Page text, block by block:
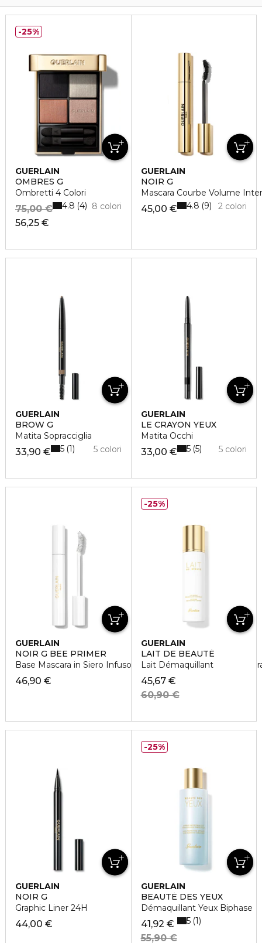
GUERLAIN
OMBRES G
Ombretti 4 Colori
56,25 €
75,00 € 8 colori
4.8 4
25%
GUERLAIN
NOIR G
Mascara Courbe Volume
45,00 € 2 colori
4.8 9
GUERLAIN
BROW G
Matita Sopracciglia
33,90 € 5 colori
5 1
GUERLAIN
LE CRAYON YEUX
Matita Occhi
33,00 € 5 colori
5 5
GUERLAIN
NOIR G BEE PRIMER
Base Mascara in Siero Infuso di Miele al 91% di Origine
46,90 €
GUERLAIN
LAIT DE BEAUTÉ
Lait Démaquillant
45,67 €
60,90 €
25%
GUERLAIN
NOIR G
Graphic Liner 24H
44,00 €
GUERLAIN
BEAUTÉ DES YEUX
Démaquillant Yeux Biphase
41,92 €
55,90 €
5 1
25%